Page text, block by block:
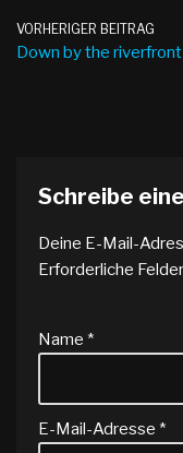
VORHERIGER BEITRAG
Down by the riverfront
Schreibe
Deine E-Mail-
Erforderliche
Name *
E-Mail-Adresse *